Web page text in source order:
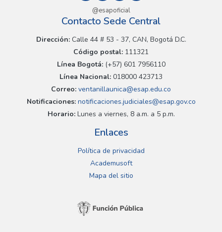
@esapoficial
Contacto Sede Central
Dirección:Calle 44 # 53 - 37, CAN, Bogotá D.C.
Código postal: 111321
Línea Bogotá:(+57) 601 7956110
Línea Nacional: 018000 423713
Correo: ventanillaunica@esap.edu.co
Notificaciones:notificaciones.judiciales@esap.gov.co
Horario:Lunes a viernes, 8 a.m. a 5 p.m.
Enlaces
Política de privacidad
Academusoft
Mapa del sitio